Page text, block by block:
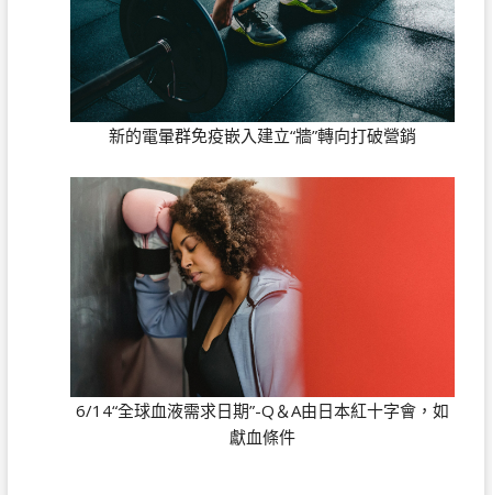
新的電暈群免疫嵌入建立“牆”轉向打破營銷
6/14“全球血液需求日期”-Q＆A由日本紅十字會，如
獻血條件